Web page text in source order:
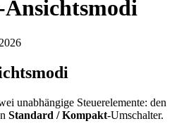
unabhängige Steuerelemente: den
Standard / Kompakt-Umschalter.